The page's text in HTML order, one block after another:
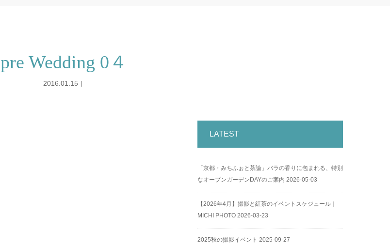
pre Wedding 0４
2016.01.15
LATEST
「京都・みちふぉと茶論」バラの香りに包まれる、特別
なオープンガーデンDAYのご案内 2026-05-03
【2026年4月】撮影と紅茶のイベントスケジュール｜
MICHI PHOTO 2026-03-23
2025秋の撮影イベント 2025-09-27